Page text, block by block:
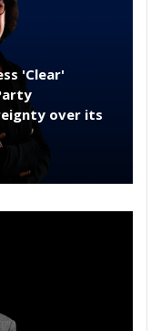
'Clear'
over its